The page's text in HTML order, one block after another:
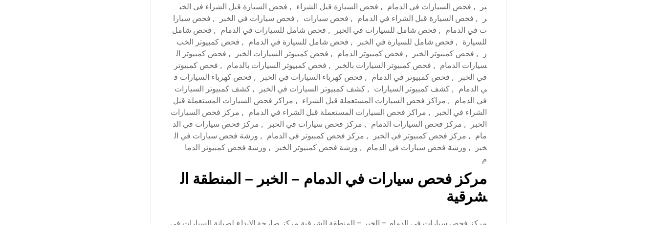
بر
, فحص السيارات في الدمام , فحص السيارة قبل الشراء , فحص السيارة قبل الشراء في الخب
ر
, فحص السيارة قبل الشراء في الدمام , فحص سيارات , فحص سيارات في الخبر , فحص سيارا
ت في الدمام
, فحص شامل للسيارات في الخبر , فحص شامل للسيارات في الدمام , فحص شامل
للسيارة
, فحص شامل للسيارة في الخبر , فحص شامل للسيارة في الدمام , فحص كمبيوتر الخب
ر
, فحص كمبيوتر الخبر , فحص كمبيوتر الدمام , فحص كمبيوتر السيارات الخبر , فحص كمبيوتر ال
سيارات الدمام
, فحص كمبيوتر السيارات بالخبر , فحص كمبيوتر السيارات بالدمام , فحص كمبيوتر
في الخبر
, فحص كمبيوتر في الدمام , فحص كهرباء السيارات في الخبر , فحص كهرباء السيارات ف
ي الدمام
, كشف كمبيوتر السيارات , كشف كمبيوتر السيارات في الخبر , كشف كمبيوتر السيارات
في الدمام
, مراكز فحص السيارات المستعملة قبل الشراء , مراكز فحص السيارات المستعملة قبل
الشراء في الخبر
, مراكز فحص السيارات المستعملة قبل الشراء في الدمام , مركز فحص السيارات
الخبر
, مركز فحص السيارات الدمام , مركز فحص سيارات في الخبر , مركز فحص سيارات في الد
مام
, مركز فحص كمبيوتر في الخبر , مركز فحص كمبيوتر في الدمام , ورشة فحص سيارات في ال
خبر
, ورشة فحص سيارات في الدمام , ورشة فحص كمبيوتر الخبر , ورشة فحص كمبيوتر الدما
م
مركز فحص سيارات في الدمام – الخبر – المنطقة ال
شرقية